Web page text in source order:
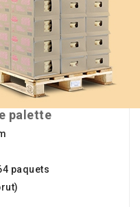
palette
paquets